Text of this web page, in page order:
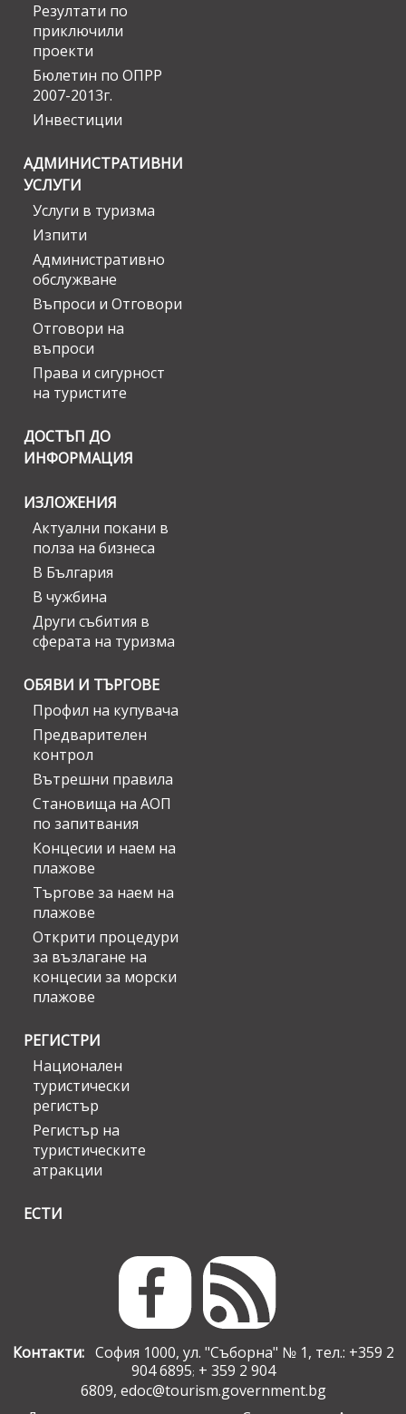
Резултати по
приключили
проекти
Бюлетин по ОПРР
2007-2013г.
Инвестиции
АДМИНИСТРАТИВНИ
УСЛУГИ
Услуги в туризма
Изпити
Административно
обслужване
Въпроси и Отговори
Отговори на
въпроси
Права и сигурност
на туристите
ДОСТЪП ДО
ИНФОРМАЦИЯ
ИЗЛОЖЕНИЯ
Актуални покани в
полза на бизнеса
В България
В чужбина
Други събития в
сферата на туризма
ОБЯВИ И ТЪРГОВЕ
Профил на купувача
Предварителен
контрол
Вътрешни правила
Становища на АОП
по запитвания
Концесии и наем на
плажове
Търгове за наем на
плажове
Открити процедури
за възлагане на
концесии за морски
плажове
РЕГИСТРИ
Национален
туристически
регистър
Регистър на
туристическите
атракции
ЕСТИ
Контакти:София 1000, ул. "Съборна" № 1, тел.: +359 2
904 6895; + 359 2 904
6809, edoc@tourism.government.bg